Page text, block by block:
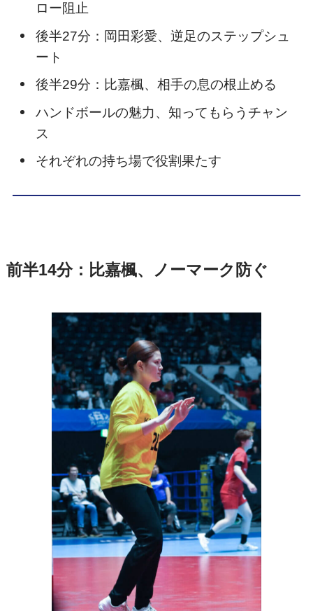
ロー阻止
後半27分：岡田彩愛、逆足のステップシュ
ート
後半29分：比嘉楓、相手の息の根止める
ハンドボールの魅力、知ってもらうチャン
ス
それぞれの持ち場で役割果たす
前半14分：比嘉楓、ノーマーク防ぐ